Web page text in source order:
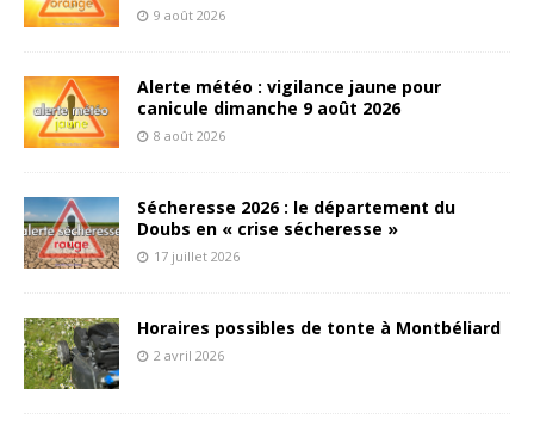
9 août 2026
Alerte météo : vigilance jaune pour
canicule dimanche 9 août 2026
8 août 2026
Sécheresse 2026 : le département du
Doubs en « crise sécheresse »
17 juillet 2026
Horaires possibles de tonte à Montbéliard
2 avril 2026